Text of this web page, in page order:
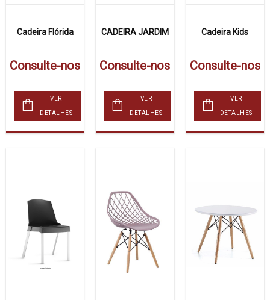
Cadeira Flórida
Consulte-nos
VER
DETALHES
CADEIRA JARDIM
Consulte-nos
VER
DETALHES
Cadeira Kids
Consulte-nos
VER
DETALHES